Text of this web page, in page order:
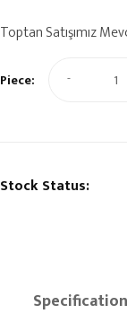
Toptan Satışımız
Piece: -
Stock Status: